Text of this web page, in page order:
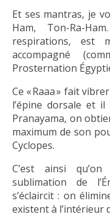
Et ses mantras, je
Ham, Ton-Ra-
respirations, est
accompagné
Prosternation
Ce « Raaa » fait
l’épine dorsale et
Pranayama, on
maximum de son
Cyclopes.
C’est ainsi
sublimation de
s’éclaircit : on
existent à l’intérieur